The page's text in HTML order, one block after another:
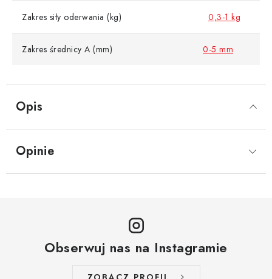
Opis
Zakres siły oderwania (kg) 0,3-1 kg
Zakres średnicy A (mm) 0-5 mm
Opinie
Obserwuj nas na Instagramie